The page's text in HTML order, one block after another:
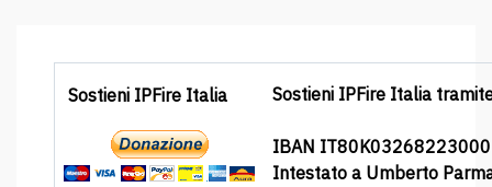
Sostieni IPFire Italia Sostieni IPFire Italia
IBAN
Intestato a Umberto